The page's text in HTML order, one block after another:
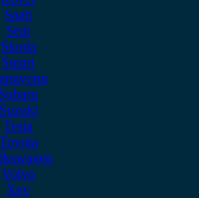
Saab
Seat
Skoda
Smart
Subaru
Suzuki
Tesla
Toyota
Volvo
Xev